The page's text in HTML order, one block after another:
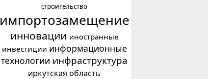
строительство
импортозамещение
инновации иностранные
инвестиции информационные
технологии инфраструктура
иркутская область